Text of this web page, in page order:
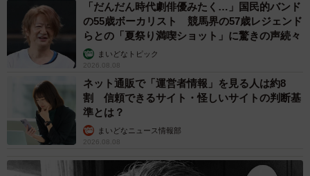
「だんだん時代劇俳優みたく…」国民的バンド
の55歳ボーカリスト 競馬界の57歳レジェンド
らとの「夏祭り満喫ショット」に驚きの声続々
まいどなトピック
2026.08.08
ネット通販で「運営者情報」を見る人は約8
割 信頼できるサイト・怪しいサイトの判断基
準とは？
まいどなニュース情報部
2026.08.08